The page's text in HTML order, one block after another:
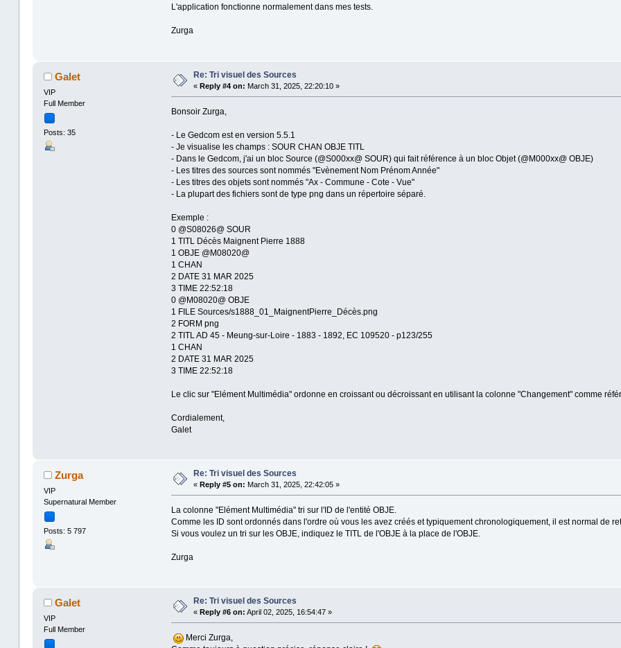
L'application fonctionne normalement dans mes tests.
Zurga
Galet
VIP
Full Member
Posts: 35
Re: Tri visuel des Sources
« Reply #4 on: March 31, 2025, 22:20:10 »
Bonsoir Zurga,
- Le Gedcom est en version 5.5.1
- Je visualise les champs : SOUR CHAN OBJE TITL
- Dans le Gedcom, j'ai un bloc Source (@S000xx@ SOUR) qui fait référence à un bloc Objet (@M000xx@ OBJE)
- Les titres des sources sont nommés "Evènement Nom Prénom Année"
- Les titres des objets sont nommés "Ax - Commune - Cote - Vue"
- La plupart des fichiers sont de type png dans un répertoire séparé.
Exemple :
0 @S08026@ SOUR
1 TITL Décès Maignent Pierre 1888
1 OBJE @M08020@
1 CHAN
2 DATE 31 MAR 2025
3 TIME 22:52:18
0 @M08020@ OBJE
1 FILE Sources/s1888_01_MaignentPierre_Décès.png
2 FORM png
2 TITL AD 45 - Meung-sur-Loire - 1883 - 1892, EC 109520 - p123/255
1 CHAN
2 DATE 31 MAR 2025
3 TIME 22:52:18
Le clic sur "Elément Multimédia" ordonne en croissant ou décroissant en utilisant la colonne "Changement" comme
Cordialement,
Galet
Zurga
VIP
Supernatural Member
Posts: 5 797
Re: Tri visuel des Sources
« Reply #5 on: March 31, 2025, 22:42:05 »
La colonne "Elément Multimédia" tri sur l'ID de l'entité OBJE.
Comme les ID sont ordonnés dans l'ordre où vous les avez créés et typiquement chronologiquement, il est normal de
Si vous voulez un tri sur les OBJE, indiquez le TITL de l'OBJE à la place de l'OBJE.
Zurga
Galet
VIP
Full Member
Re: Tri visuel des Sources
« Reply #6 on: April 02, 2025, 16:54:47 »
Merci Zurga,